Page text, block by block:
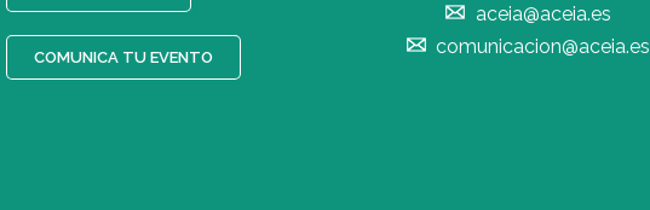
COMUNICA TU EVENTO
aceia@aceia.es
comunicacion@aceia.es